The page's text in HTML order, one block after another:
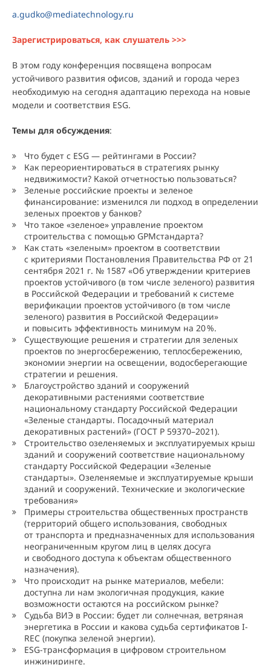
a.gudko@mediatechnology.ru
Зарегистрироваться, как слушатель >>>
В этом году конференция посвящена вопросам
устойчивого развития офисов, зданий и города через
необходимую на сегодня адаптацию перехода на новые
модели и соответствия ESG.
Темы для обсуждения:
Что будет с ESG — рейтингами в России?
Как переориентироваться в стратегиях рынку
недвижимости? Какой отчетностью пользоваться?
Зеленые российские проекты и зеленое
финансирование: изменился ли подход в определении
зеленых проектов у банков?
Что такое «зеленое» управление проектом
строительства с помощью GPMстандарта?
Как стать «зеленым» проектом в соответствии
с критериями Постановления Правительства РФ от 21
сентября 2021 г. № 1587 «Об утверждении критериев
проектов устойчивого (в том числе зеленого) развития
в Российской Федерации и требований к системе
верификации проектов устойчивого (в том числе
зеленого) развития в Российской Федерации»
и повысить эффективность минимум на 20%.
Существующие решения и стратегии для зеленых
проектов по энергосбережению, теплосбережению,
экономии энергии на освещении, водосберегающие
стратегии и решения.
Благоустройство зданий и сооружений
декоративными растениями соответствие
национальному стандарту Российской Федерации
«Зеленые стандарты. Посадочный материал
декоративных растений» (ГОСТ Р 59370–2021).
Строительство озеленяемых и эксплуатируемых крыш
зданий и сооружений соответствие национальному
стандарту Российской Федерации «Зеленые
стандарты». Озеленяемые и эксплуатируемые крыши
зданий и сооружений. Технические и экологические
требования»
Примеры строительства общественных пространств
(территорий общего использования, свободных
от транспорта и предназначенных для использования
неограниченным кругом лиц в целях досуга
и свободного доступа к объектам общественного
назначения).
Что происходит на рынке материалов, мебели:
доступна ли нам экологичная продукция, какие
возможности остаются на российском рынке?
Судьба ВИЭ в России: будет ли солнечная, ветряная
энергетика в России и какова судьба сертификатов I-
REC (покупка зеленой энергии).
ESG-трансформация в цифровом строительном
инжиниринге.